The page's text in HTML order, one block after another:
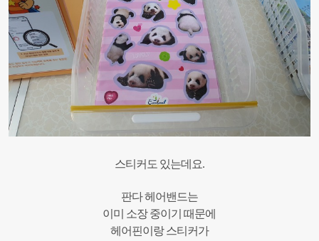
스티커도 있는데요.
판다 헤어밴드는
이미 소장 중이기 때문에
헤어핀이랑 스티커가